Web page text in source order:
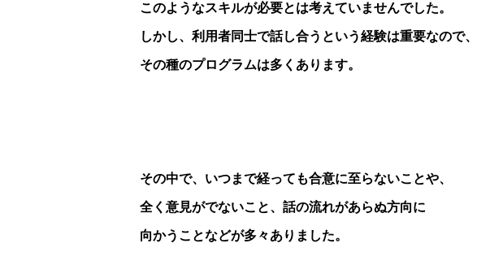
このようなスキルが必要とは考えていませんでした。
しかし、利用者同士で話し合うという経験は重要なので、
その種のプログラムは多くあります。
その中で、いつまで経っても合意に至らないことや、
全く意見がでないこと、話の流れがあらぬ方向に
向かうことなどが多々ありました。